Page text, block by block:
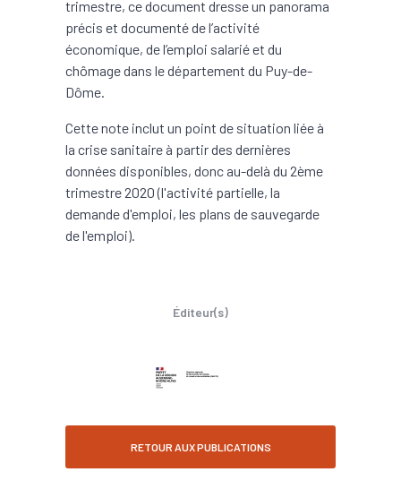
trimestre, ce document dresse un panorama
précis et documenté de l’activité
économique, de l’emploi salarié et du
chômage dans le département du Puy-de-
Dôme.
Cette note inclut un point de situation liée à
la crise sanitaire à partir des dernières
données disponibles, donc au-delà du 2ème
trimestre 2020 (l'activité partielle, la
demande d'emploi, les plans de sauvegarde
de l'emploi).
Éditeur(s)
RETOUR AUX PUBLICATIONS